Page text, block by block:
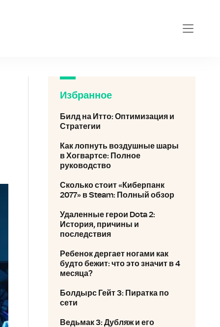
Избранное
Билд на Итто: Оптимизация и
Стратегии
Как лопнуть воздушные шары
в Хогвартсе: Полное
руководство
Сколько стоит «Киберпанк
2077» в Steam: Полный обзор
Удаленные герои Dota 2:
История, причины и
последствия
Ребенок дергает ногами как
будто бежит: что это значит в 4
месяца?
Болдырс Гейт 3: Пиратка по
сети
Ведьмак 3: Дубляж и его